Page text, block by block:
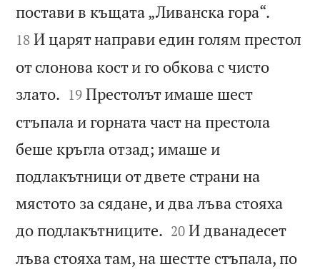
постави в къщата „Ливанска гора“.
18 И царят направи един голям престол
от слонова кост и го обкова с чисто
злато. 

19 Престолът имаше шест
стъпала и горната част на престола
беше кръгла отзад; имаше и
подлакътници от двете страни на
мястото за сядане, и два лъва стояха
до подлакътниците. 

20 И дванадесет
лъва стояха там, на шестте стъпала, по